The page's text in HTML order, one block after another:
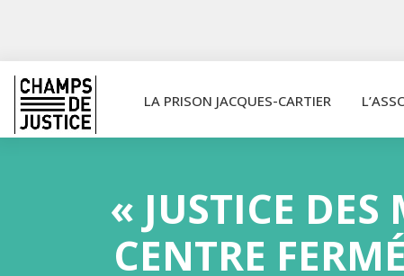
LA PRISON JACQUES-CARTIER
« JUSTICE
CENTRE